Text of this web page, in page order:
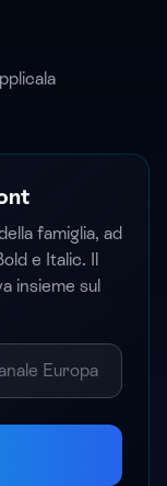
famiglia, ad
e Italic. Il
insieme sul